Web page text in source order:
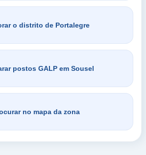
o distrito de Portalegre
postos GALP em Sousel
no mapa da zona